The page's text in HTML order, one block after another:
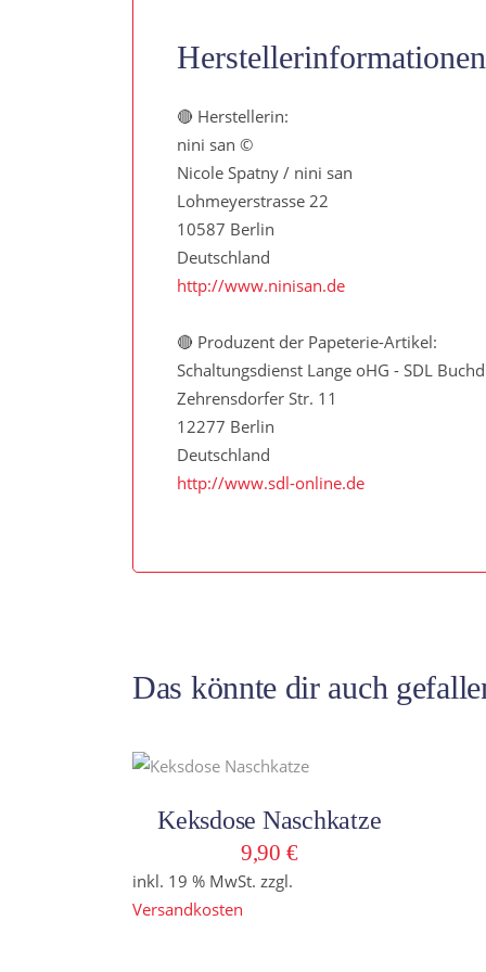
Herstellerinformationen
🔴 Herstellerin:
nini san ©
Nicole Spatny / nini san
Lohmeyerstrasse 22
10587 Berlin
Deutschland
http://www.ninisan.de
🔴 Produzent der Papeterie-Artikel:
Schaltungsdienst Lange oHG - SDL
Zehrensdorfer Str. 11
12277 Berlin
Deutschland
http://www.sdl-online.de
Das könnte dir auch
Keksdose Naschkatze
9,90 €
inkl. 19 % MwSt. zzgl.
Versandkosten